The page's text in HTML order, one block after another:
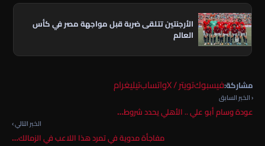
الأرجنتين تتلقى ضربة قبل مواجهة مصر في كأس
العالم
مشاركة:فيسبوكتويتر / X واتسابتيليغرام
‹ الخبر السابق
عودة وسام أبو علي .. الأهلي يحدد شروط…
الخبر التالي ›
مفاجأة مدوية في تمرد هذا اللاعب في الزمالك…